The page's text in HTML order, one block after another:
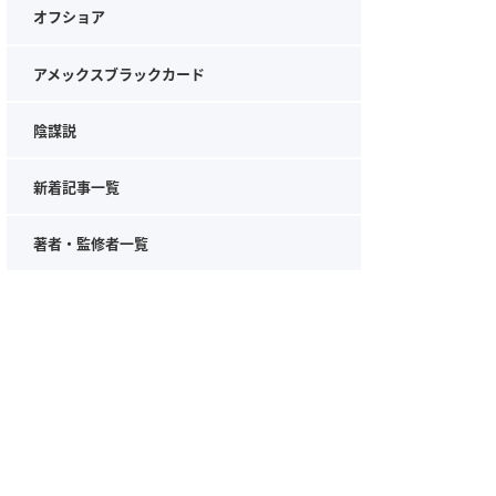
オフショア
アメックスブラックカード
陰謀説
新着記事一覧
著者・監修者一覧